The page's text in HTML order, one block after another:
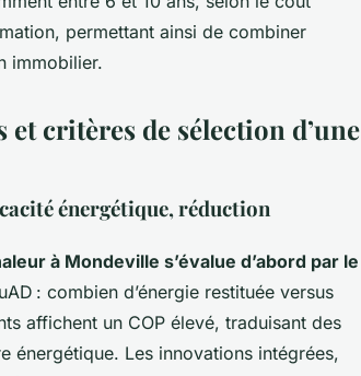
permettant ainsi de combiner
immobilier.
critères de sélection d’une
énergétique, réduction
à Mondeville s’évalue d’abord par le
: combien d’énergie restituée versus
affichent un COP élevé, traduisant des
énergétique. Les innovations intégrées,